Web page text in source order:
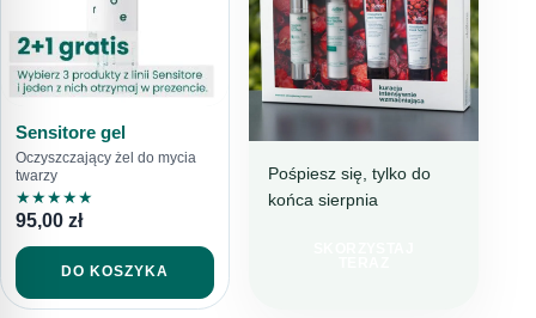
Sensitore gel
Oczyszczający żel do mycia
twarzy
★★★★★
95,00 zł
DO KOSZYKA
BESTSELLEROWA
Pośpiesz się, tylko do
końca sierpnia